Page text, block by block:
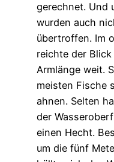
gerechnet. Und
wurden auch
übertroffen. Im
reichte der
Armlänge weit.
meisten Fische
ahnen. Selten
der
einen Hecht.
um die fünf